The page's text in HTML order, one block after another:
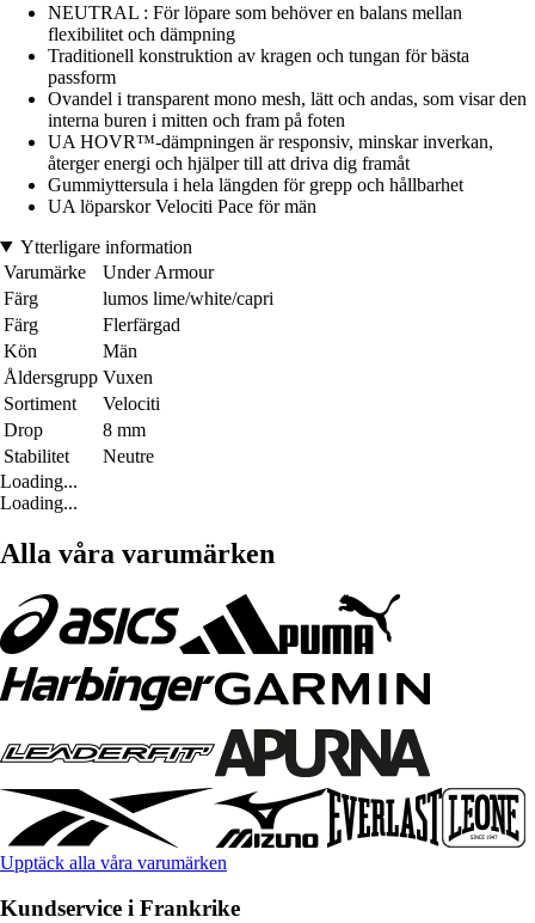
NEUTRAL : För löpare som behöver en balans mellan
flexibilitet och dämpning
Traditionell konstruktion av kragen och tungan för bästa
passform
Ovandel i transparent mono mesh, lätt och andas, som visar den
interna buren i mitten och fram på foten
UA HOVR™-dämpningen är responsiv, minskar inverkan,
återger energi och hjälper till att driva dig framåt
Gummiyttersula i hela längden för grepp och hållbarhet
UA löparskor Velociti Pace för män
Ytterligare information
Varumärke
Under Armour
Färg
lumos lime/white/capri
Färg
Flerfärgad
Kön
Män
Åldersgrupp Vuxen
Sortiment
Velociti
Drop
8 mm
Stabilitet
Neutre
Loading...
Loading...
Alla våra varumärken
Upptäck alla våra varumärken
Kundservice i Frankrike